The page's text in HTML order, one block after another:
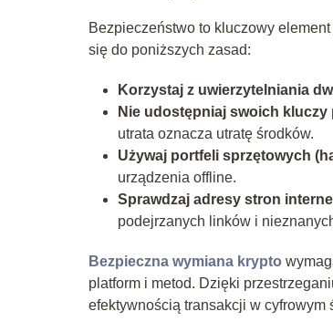
Bezpieczeństwo to kluczowy
się do poniższych zasad:
Korzystaj z uwierzytelniania
Nie udostępniaj swoich kluczy
utrata oznacza utratę środków.
Używaj portfeli sprzętowych
urządzenia offline.
Sprawdzaj adresy stron
podejrzanych linków i
Bezpieczna wymiana krypto
platform i metod. Dzięki
efektywnością transakcji w cyfrowym